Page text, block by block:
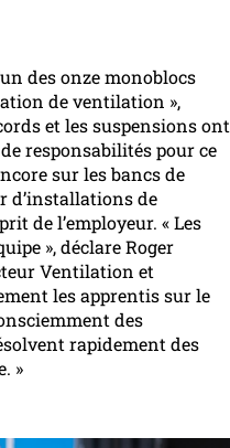
des onze monoblocs
de ventilation »,
et les suspensions ont
responsabilités pour ce
sur les bancs de
d’installations de
de l’employeur. « Les
», déclare Roger
Ventilation et
les apprentis sur le
des
rapidement des
»